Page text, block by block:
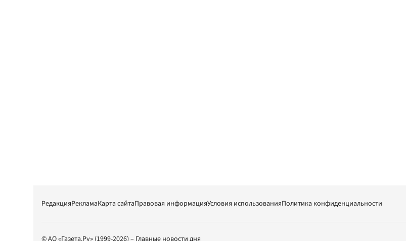
РедакцияРекламаКарта сайтаПравовая информацияУсловия использованияПолитика конфиденциальности
© АО «Газета.Ру» (1999-2026) – Главные новости дня